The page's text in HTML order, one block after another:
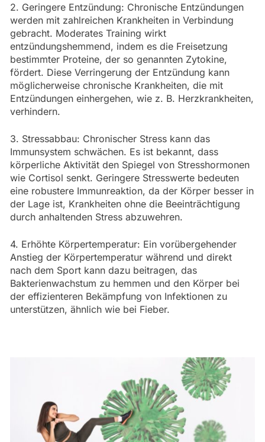
2. Geringere Entzündung: Chronische Entzündungen
werden mit zahlreichen Krankheiten in Verbindung
gebracht. Moderates Training wirkt
entzündungshemmend, indem es die Freisetzung
bestimmter Proteine, der so genannten Zytokine,
fördert. Diese Verringerung der Entzündung kann
möglicherweise chronische Krankheiten, die mit
Entzündungen einhergehen, wie z. B. Herzkrankheiten,
verhindern.
3. Stressabbau: Chronischer Stress kann das
Immunsystem schwächen. Es ist bekannt, dass
körperliche Aktivität den Spiegel von Stresshormonen
wie Cortisol senkt. Geringere Stresswerte bedeuten
eine robustere Immunreaktion, da der Körper besser in
der Lage ist, Krankheiten ohne die Beeinträchtigung
durch anhaltenden Stress abzuwehren.
4. Erhöhte Körpertemperatur: Ein vorübergehender
Anstieg der Körpertemperatur während und direkt
nach dem Sport kann dazu beitragen, das
Bakterienwachstum zu hemmen und den Körper bei
der effizienteren Bekämpfung von Infektionen zu
unterstützen, ähnlich wie bei Fieber.